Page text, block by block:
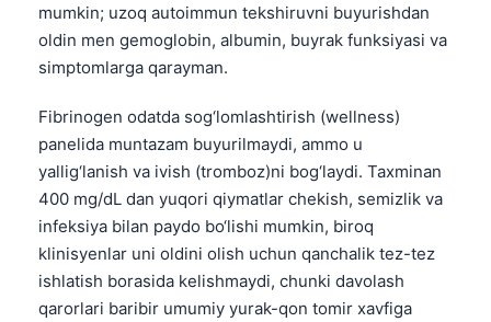
mumkin; uzoq autoimmun tekshiruvni buyurishdan
oldin men gemoglobin, albumin, buyrak funksiyasi va
simptomlarga qarayman.
Fibrinogen odatda sog‘lomlashtirish (wellness)
panelida muntazam buyurilmaydi, ammo u
yallig‘lanish va ivish (tromboz)ni bog‘laydi. Taxminan
400 mg/dL dan yuqori qiymatlar chekish, semizlik va
infeksiya bilan paydo bo‘lishi mumkin, biroq
klinisyenlar uni oldini olish uchun qanchalik tez-tez
ishlatish borasida kelishmaydi, chunki davolash
qarorlari baribir umumiy yurak-qon tomir xavfiga